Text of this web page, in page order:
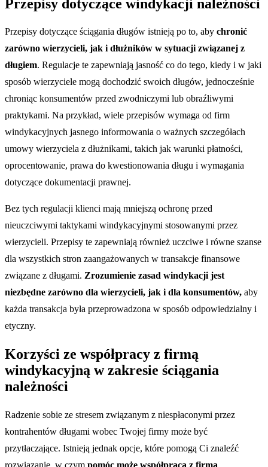
Przepisy dotyczące windykacji należności
Przepisy dotyczące ściągania długów istnieją po to, aby chronić
zarówno wierzycieli, jak i dłużników w sytuacji związanej z
długiem. Regulacje te zapewniają jasność co do tego, kiedy i w jaki
sposób wierzyciele mogą dochodzić swoich długów, jednocześnie
chroniąc konsumentów przed zwodniczymi lub obraźliwymi
praktykami. Na przykład, wiele przepisów wymaga od firm
windykacyjnych jasnego informowania o ważnych szczegółach
umowy wierzyciela z dłużnikami, takich jak warunki płatności,
oprocentowanie, prawa do kwestionowania długu i wymagania
dotyczące dokumentacji prawnej.
Bez tych regulacji klienci mają mniejszą ochronę przed
nieuczciwymi taktykami windykacyjnymi stosowanymi przez
wierzycieli. Przepisy te zapewniają również uczciwe i równe szanse
dla wszystkich stron zaangażowanych w transakcje finansowe
związane z długami. Zrozumienie zasad windykacji jest
niezbędne zarówno dla wierzycieli, jak i dla konsumentów, aby
każda transakcja była przeprowadzona w sposób odpowiedzialny i
etyczny.
Korzyści ze współpracy z firmą
windykacyjną w zakresie ściągania
należności
Radzenie sobie ze stresem związanym z niespłaconymi przez
kontrahentów długami wobec Twojej firmy może być
przytłaczające. Istnieją jednak opcje, które pomogą Ci znaleźć